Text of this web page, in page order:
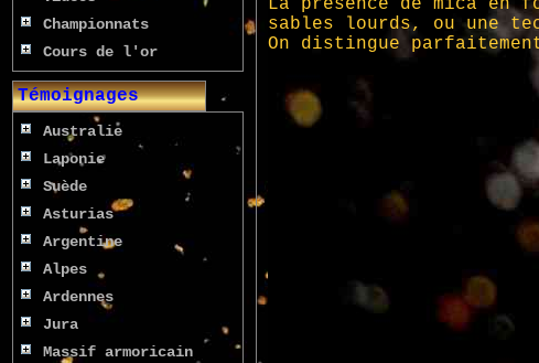
Championnats
Cours de l'or
Témoignages
Australie
Laponie
Suède
Asturias
Argentine
Alpes
Ardennes
Jura
Massif armoricain